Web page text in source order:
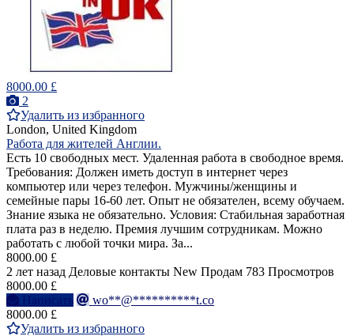
8000.00 £
2
Удалить из избранного
London, United Kingdom
Работа для жителей Англии.
Есть 10 свободных мест. Удаленная работа в свободное время.
Требования: Должен иметь доступ в интернет через
компьютер или через телефон. Мужчины/женщины и
семейные пары 16-60 лет. Опыт не обязателен, всему обучаем.
Знание языка не обязательно. Условия: Стабильная заработная
плата раз в неделю. Премия лучшим сотрудникам. Можно
работать с любой точки мира. За...
8000.00 £
2 лет назад Деловые контакты New Продам 783 Просмотров
8000.00 £
Написать
wo**@**********t.co
8000.00 £
Удалить из избранного